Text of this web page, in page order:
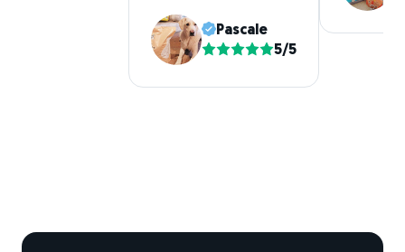
Pascale
5/5